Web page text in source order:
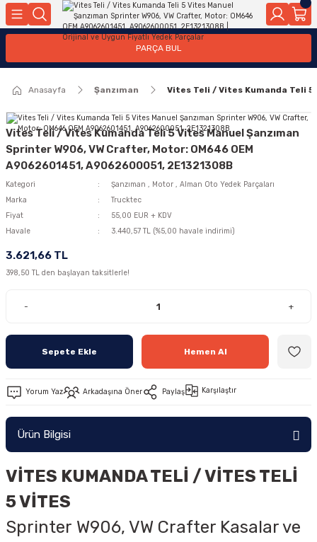
Geri Dön
Geri Dön
Geri Dön
Motor Elektrik
Ateşleme Buji Bobin Buji Kablosu
Alternatör Marş Motoru
Geri Dön
Geri Dön
Geri Dön
Kollar
Geri Dön
Geri Dön
Ön Arka
Geri Dön
PARÇA BUL
Anasayfa Şanzıman Vites Teli / Vites Kumanda Teli 5
Vites Teli / Vites Kumanda Teli 5 Vites Manuel Şanzıman
Sprinter W906, VW Crafter, Motor: OM646 OEM
A9062601451, A9062600051, 2E1321308B
Kategori Şanzıman , Motor , Alman Oto Yedek Parçaları
Marka
Trucktec
Fiyat
55,00 EUR + KDV
Havale
3.440,57 TL (%5,00 havale indirimi)
3.621,66 TL
398,50 TL den başlayan taksitlerle!
- +
Sepete Ekle Hemen Al
Yorum Yaz Arkadaşına Öner Paylaş Karşılaştır
Ürün Bilgisi
VİTES KUMANDA TELİ / VİTES TELİ
5 VİTES
Sprinter W906, VW Crafter Kasalar ve